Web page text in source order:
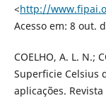
<http://
Acesso em: 8 out.
COELHO, A. L. N.;
Superficie Celsius
aplicações.